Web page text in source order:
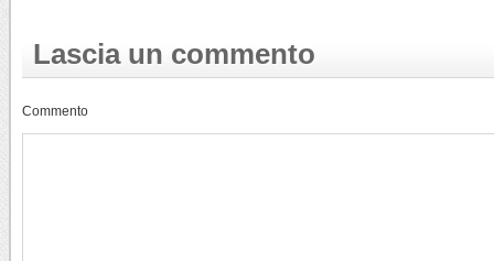
Lascia un commento
Commento